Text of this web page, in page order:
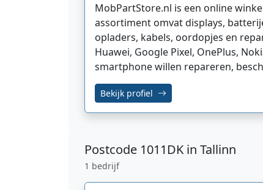
MobPartStore.nl is een online
assortiment omvat displays,
opladers, kabels, oordopjes en
Huawei, Google Pixel, OnePlus,
smartphone willen repareren,
Bekijk profiel
Postcode 1011DK in Tallinn
1 bedrijf